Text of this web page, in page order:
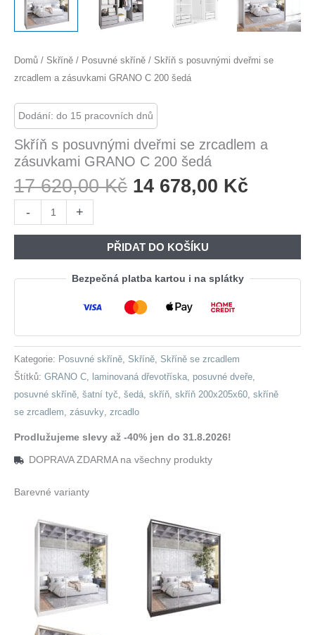
Domů / Skříně / Posuvné skříně / Skříň s posuvnými dveřmi se
zrcadlem a zásuvkami GRANO C 200 šedá
Dodání: do 15 pracovních dnů
Skříň s posuvnými dveřmi se zrcadlem a
zásuvkami GRANO C 200 šedá
17 620,00Kč Původní
17
620,00 Kč.
14 678,00 Kč
678,00
-
s
dveřmi
se
GRANO
C
200
šedá
množství
+
PŘIDAT DO KOŠÍKU
Bezpečná platba kartou i na splátky
Kategorie: Posuvné skříně, Skříně, Skříně se zrcadlem
Štítků: GRANO C, laminovaná dřevotříska, posuvné dveře,
posuvné skříně, šatní tyč, šedá, skříň, skříň 200x205x60, skříně
se zrcadlem, zásuvky, zrcadlo
Prodlužujeme slevy až -40% jen do 31.8.2026!
DOPRAVA ZDARMA na všechny produkty
Barevné varianty